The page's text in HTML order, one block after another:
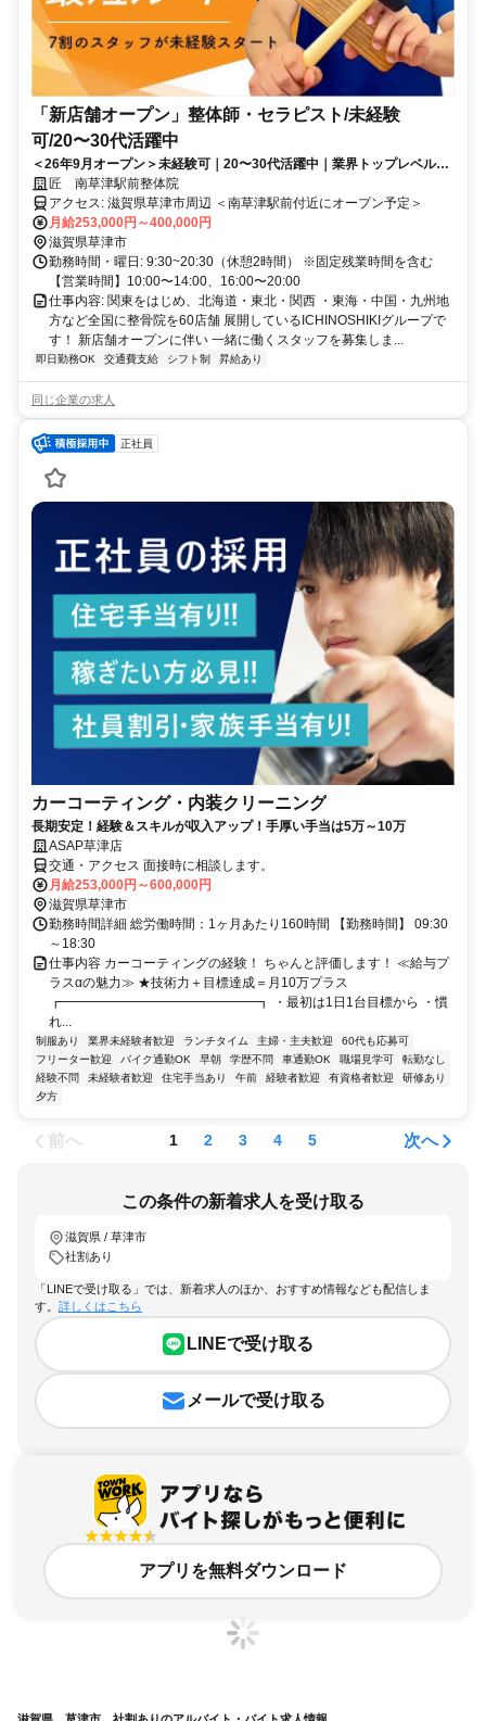
「新店舗オープン」整体師・セラピスト/未経験
可/20〜30代活躍中
＜26年9月オープン＞未経験可｜20〜30代活躍中｜業界トップレベルの
給与水準｜初回ボーナス80万円・賞与500万円の支給実績あり
匠 南草津駅前整体院
アクセス: 滋賀県草津市周辺 ＜南草津駅前付近にオープン予定＞
月給253,000円～400,000円
滋賀県草津市
勤務時間・曜日: 9:30~20:30（休憩2時間） ※固定残業時間を含む
【営業時間】10:00〜14:00、16:00〜20:00
仕事内容: 関東をはじめ、北海道・東北・関西 ・東海・中国・九州地
方など全国に整骨院を60店舗 展開しているICHINOSHIKIグループで
す！ 新店舗オープンに伴い 一緒に働くスタッフを募集しま...
即日勤務OK 交通費支給 シフト制 昇給あり
同じ企業の求人
正社員
カーコーティング・内装クリーニング
長期安定！経験＆スキルが収入アップ！手厚い手当は5万～10万
ASAP草津店
交通・アクセス 面接時に相談します。
月給253,000円～600,000円
滋賀県草津市
勤務時間詳細 総労働時間：1ヶ月あたり160時間 【勤務時間】 09:30
～18:30
仕事内容 カーコーティングの経験！ ちゃんと評価します！ ≪給与プ
ラスαの魅力≫ ★技術力＋目標達成＝月10万プラス
┏━━━━━━━━━━━━━━━┓ ・最初は1日1台目標から ・慣
れ...
制服あり 業界未経験者歓迎 ランチタイム 主婦・主夫歓迎
60代も応募可
フリーター歓迎
バイク通勤OK 早朝 学歴不問 車通勤OK 職場見学可
転勤なし
経験不問
未経験者歓迎 住宅手当あり 午前 経験者歓迎 有資格者歓迎
研修あり
夕方
前へ 1 2 3 4 5 次へ
この条件の新着求人を受け取る
滋賀県 / 草津市
社割あり
「LINEで受け取る」では、新着求人のほか、おすすめ情報なども配信しま
す。 詳しくはこちら
LINEで受け取る
メールで受け取る
アプリを無料ダウンロード